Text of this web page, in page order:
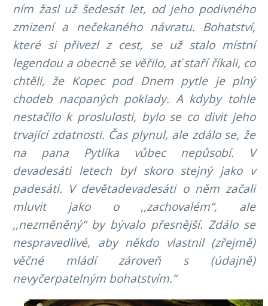
ním žasl už šedesát let, od jeho podivného
zmizení a nečekaného návratu. Bohatství,
které si přivezl z cest, se už stalo místní
legendou a obecně se věřilo, ať staří říkali, co
chtěli, že Kopec pod Dnem pytle je plný
chodeb nacpaných poklady. A kdyby tohle
nestačilo k proslulosti, bylo se co divit jeho
trvající zdatnosti. Čas plynul, ale zdálo se, že
na pana Pytlíka vůbec nepůsobí. V
devadesáti letech byl skoro stejný jako v
padesáti. V devětadevadesáti o něm začali
mluvit jako o ,,zachovalém“, ale
,,nezměněný“ by bývalo přesnější. Zdálo se
nespravedlivé, aby někdo vlastnil (zřejmě)
věčné mládí zároveň s (údajně)
nevyčerpatelným bohatstvím.“